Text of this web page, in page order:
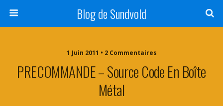
Blog de Sundvold
1 Juin 2011 • 2 Commentaires
PRECOMMANDE – Source Code En Boîte
Métal